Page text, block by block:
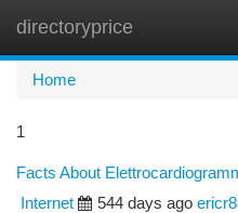
directoryprice
Home
1
Facts About
Internet
544 days ago